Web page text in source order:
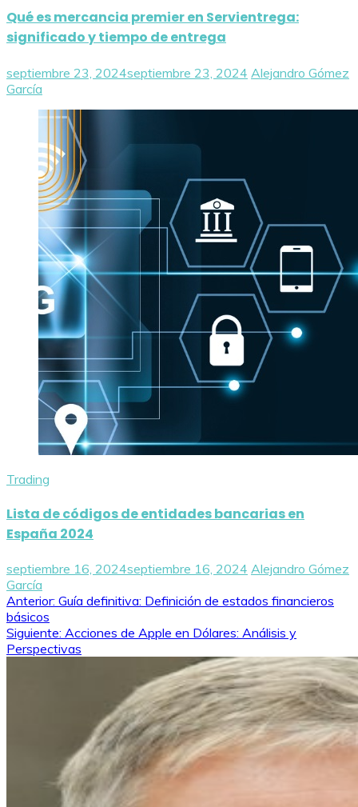
Qué es mercancia premier en Servientrega:
significado y tiempo de entrega
septiembre 23, 2024septiembre 23, 2024 Alejandro Gómez
García
Trading
Lista de códigos de entidades bancarias en
España 2024
septiembre 16, 2024septiembre 16, 2024 Alejandro Gómez
García
Navegación
de
entradas
Anterior: Guía definitiva: Definición de estados financieros
básicos
Siguiente: Acciones de Apple en Dólares: Análisis y
Perspectivas